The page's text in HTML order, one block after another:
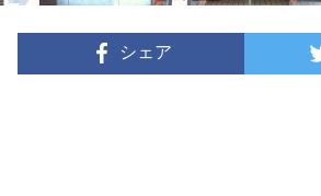
シェア